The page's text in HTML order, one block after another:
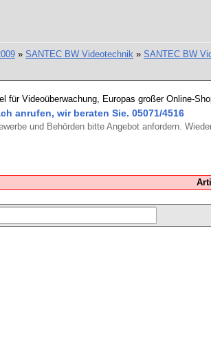
» SANTEC BW Videotechnik » SANTEC BW
für Videoüberwachung, Europas großer Online-
anrufen, wir beraten Sie. 05071/4516
und Behörden bitte Angebot anfordern.